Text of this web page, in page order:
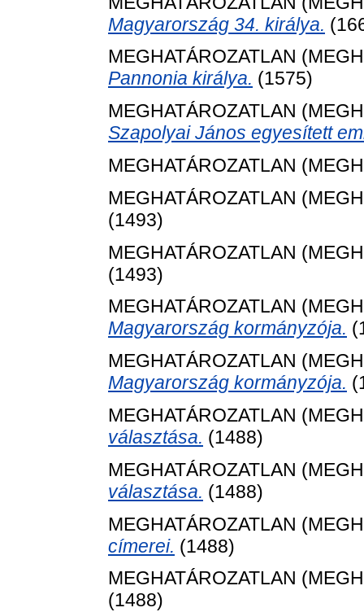
Magyarország 34. királya.
MEGHATÁROZATLAN
Pannonia királya. (1575)
MEGHATÁROZATLAN
Szapolyai János egyesített
MEGHATÁROZATLAN
MEGHATÁROZATLAN
(1493)
MEGHATÁROZATLAN
(1493)
MEGHATÁROZATLAN
Magyarország kormányzója.
MEGHATÁROZATLAN
Magyarország kormányzója.
MEGHATÁROZATLAN
választása. (1488)
MEGHATÁROZATLAN
választása. (1488)
MEGHATÁROZATLAN
címerei. (1488)
MEGHATÁROZATLAN
(1488)